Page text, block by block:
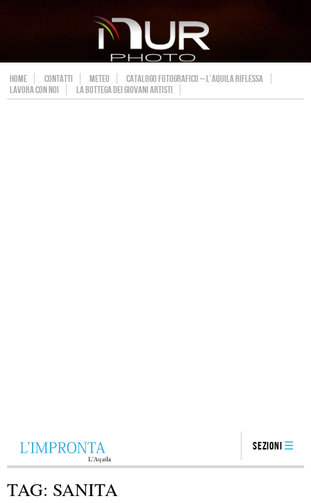
HOME CONTATTI METEO
CATALOGO FOTOGRAFICO – L’AQUILA RIFLESSA
LAVORA CON NOI
LA BOTTEGA DEI GIOVANI ARTISTI
Sezioni
TAG: SANITA